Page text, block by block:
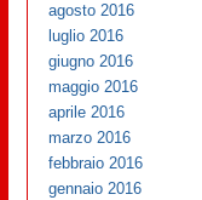
agosto 2016
luglio 2016
giugno 2016
maggio 2016
aprile 2016
marzo 2016
febbraio 2016
gennaio 2016